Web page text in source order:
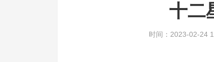
十二
时间：2023-02-24